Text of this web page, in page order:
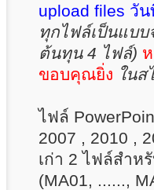
upload files วั
ทุกไฟล์เป็นแบ
ต้นทุน 4 ไฟล์)
ขอบคุณยิ่ง ในส
ไฟล์
2007 , 2010 ,
เก่า 2 ไฟล์สำ
(MA01, ......,